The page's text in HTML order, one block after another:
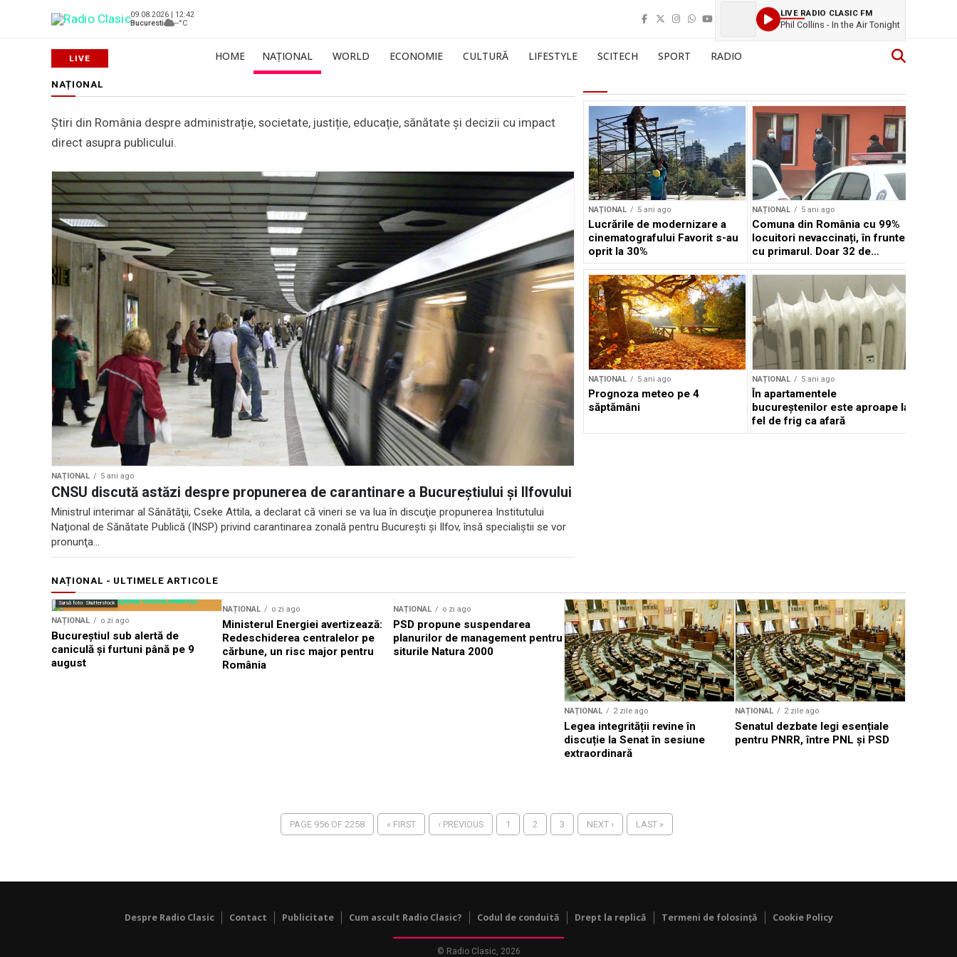
09.08.2026 | 12:42
Bucuresti
--°C
LIVE RADIO CLASIC FM
Phil Collins - In the Air Tonight
HOME NAȚIONAL WORLD ECONOMIE CULTURĂ LIFESTYLE SCITECH SPORT RADIO
NAȚIONAL
Știri din România despre administrație, societate, justiție, educație, sănătate și decizii cu impact
direct asupra publicului.
NAȚIONAL 5 ani ago
CNSU discută astăzi despre propunerea de carantinare a Bucureștiului și Ilfovului
Ministrul interimar al Sănătăţii, Cseke Attila, a declarat că vineri se va lua în discuţie propunerea Institutului
Naţional de Sănătate Publică (INSP) privind carantinarea zonală pentru Bucureşti şi Ilfov, însă specialiştii se vor
pronunţa...
NAȚIONAL 5 ani ago
Lucrările de modernizare a
cinematografului Favorit s-au
oprit la 30%
NAȚIONAL 5 ani ago
Comuna din România cu 99%
locuitori nevaccinați, în frunte
cu primarul. Doar 32 de
persoane din 8.000 au ales să
se imunizeze
NAȚIONAL 5 ani ago
Prognoza meteo pe 4
săptămâni
NAȚIONAL 5 ani ago
În apartamentele
bucureștenilor este aproape la
fel de frig ca afară
NAȚIONAL - ULTIMELE ARTICOLE
Sursă foto: Shutterstock
NAȚIONAL o zi ago
Bucureștiul sub alertă de
caniculă și furtuni până pe 9
august
NAȚIONAL o zi ago
Ministerul Energiei avertizează:
Redeschiderea centralelor pe
cărbune, un risc major pentru
România
NAȚIONAL o zi ago
PSD propune suspendarea
planurilor de management pentru
siturile Natura 2000
NAȚIONAL 2 zile ago
Legea integrității revine în
discuție la Senat în sesiune
extraordinară
NAȚIONAL 2 zile ago
Senatul dezbate legi esențiale
pentru PNRR, între PNL și PSD
PAGE 956 OF 2258 « FIRST ‹ PREVIOUS 1 2 3 NEXT › LAST »
Despre Radio Clasic Contact Publicitate Cum ascult Radio Clasic? Codul de conduită Drept la replică Termeni de folosință Cookie Policy
© Radio Clasic, 2026